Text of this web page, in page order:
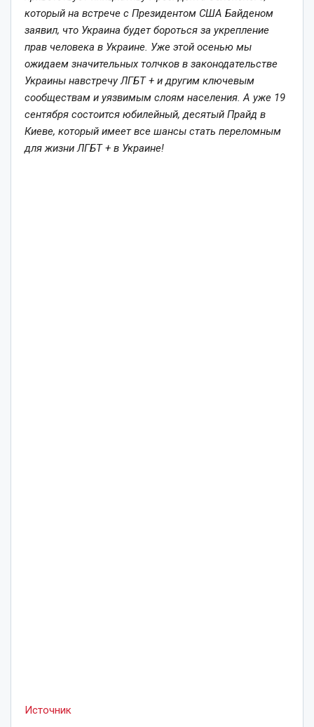
который на встрече с Президентом США Байденом
заявил, что Украина будет бороться за укрепление
прав человека в Украине. Уже этой осенью мы
ожидаем значительных толчков в законодательстве
Украины навстречу ЛГБТ + и другим ключевым
сообществам и уязвимым слоям населения. А уже 19
сентября состоится юбилейный, десятый Прайд в
Киеве, который имеет все шансы стать переломным
для жизни ЛГБТ + в Украине!
Источник